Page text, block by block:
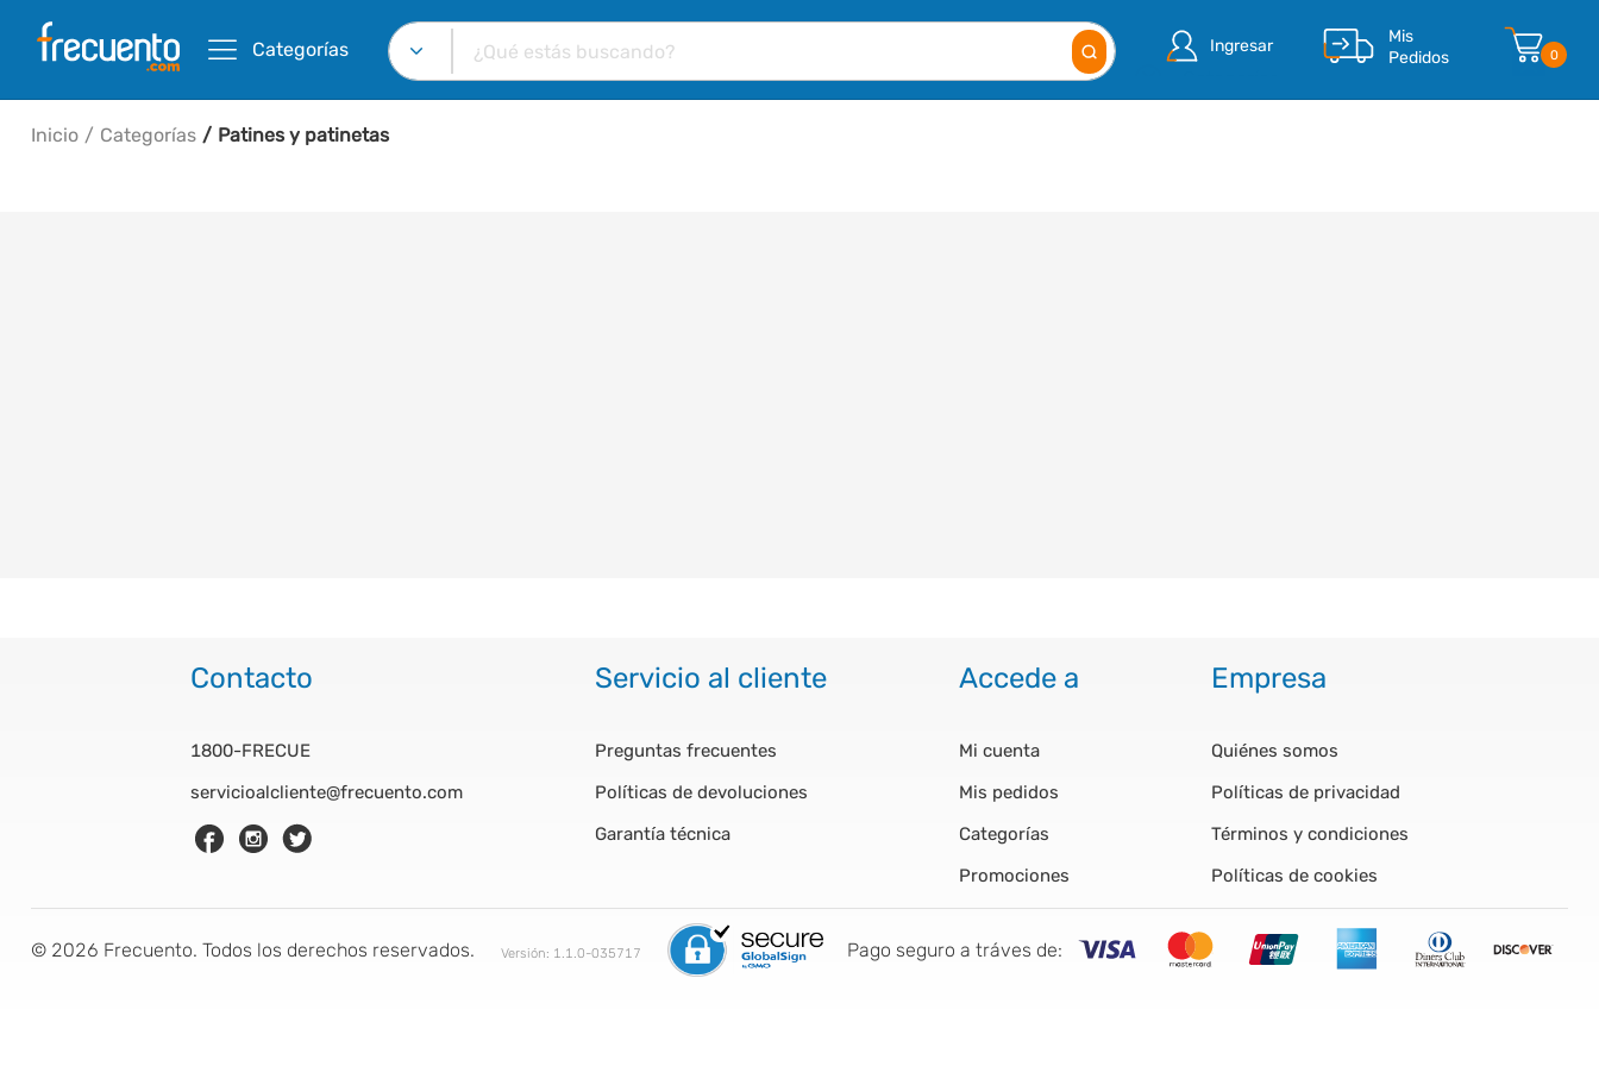
Categorías Ingresar
Mis
Pedidos
0
Inicio Categorías Patines y patinetas
Contacto
1800-FRECUE
servicioalcliente@frecuento.com
Servicio al cliente
Preguntas frecuentes
Políticas de devoluciones
Garantía técnica
Accede a
Mi cuenta
Mis pedidos
Categorías
Promociones
Empresa
Quiénes somos
Políticas de privacidad
Términos y condiciones
Políticas de cookies
© 2026 Frecuento. Todos los derechos reservados. Versión: 1.1.0-035717 Pago seguro a tráves de: